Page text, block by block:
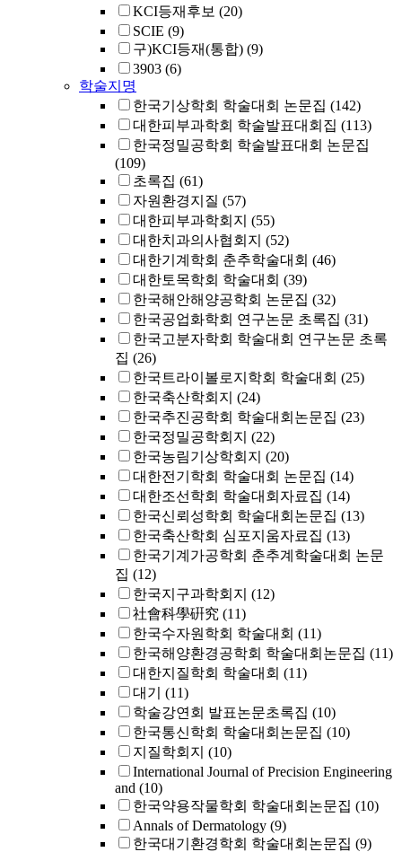
KCI등재후보 (20)
SCIE (9)
구)KCI등재(통합) (9)
3903 (6)
학술지명
한국기상학회 학술대회 논문집 (142)
대한피부과학회 학술발표대회집 (113)
한국정밀공학회 학술발표대회 논문집
(109)
초록집 (61)
자원환경지질 (57)
대한피부과학회지 (55)
대한치과의사협회지 (52)
대한기계학회 춘추학술대회 (46)
대한토목학회 학술대회 (39)
한국해안해양공학회 논문집 (32)
한국공업화학회 연구논문 초록집 (31)
한국고분자학회 학술대회 연구논문 초록
집 (26)
한국트라이볼로지학회 학술대회 (25)
한국축산학회지 (24)
한국추진공학회 학술대회논문집 (23)
한국정밀공학회지 (22)
한국농림기상학회지 (20)
대한전기학회 학술대회 논문집 (14)
대한조선학회 학술대회자료집 (14)
한국신뢰성학회 학술대회논문집 (13)
한국축산학회 심포지움자료집 (13)
한국기계가공학회 춘추계학술대회 논문
집 (12)
한국지구과학회지 (12)
社會科學硏究 (11)
한국수자원학회 학술대회 (11)
한국해양환경공학회 학술대회논문집 (11)
대한지질학회 학술대회 (11)
대기
(11)
학술강연회 발표논문초록집 (10)
한국통신학회 학술대회논문집 (10)
지질학회지 (10)
International Journal of Precision Engineering
and (10)
한국약용작물학회 학술대회논문집 (10)
Annals of Dermatology (9)
한국대기환경학회 학술대회논문집 (9)